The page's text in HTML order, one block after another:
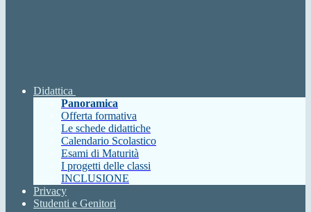
Didattica
Panoramica
Offerta formativa
Le schede didattiche
Calendario Scolastico
Esami di Maturità
I progetti delle classi
INCLUSIONE
Privacy
Studenti e Genitori